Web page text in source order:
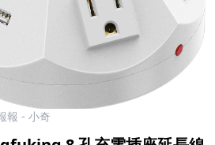
報 - 小奇